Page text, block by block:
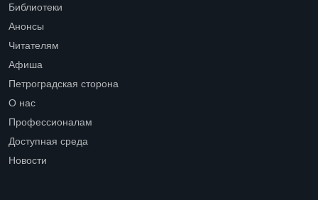
Библиотеки
Анонсы
Читателям
Афиша
Петроградская сторона
О нас
Профессионалам
Доступная среда
Новости